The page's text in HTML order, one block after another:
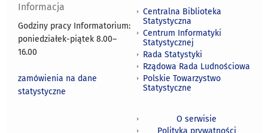
Informacja
Godziny pracy Informatorium:
poniedziałek-piątek 8.00–
16.00
zamówienia na dane
statystyczne
Centralna Biblioteka
Statystyczna
Centrum Informatyki
Statystycznej
Rada Statystyki
Rządowa Rada Ludnościowa
Polskie Towarzystwo
Statystyczne
O serwisie
Polityka prywatności